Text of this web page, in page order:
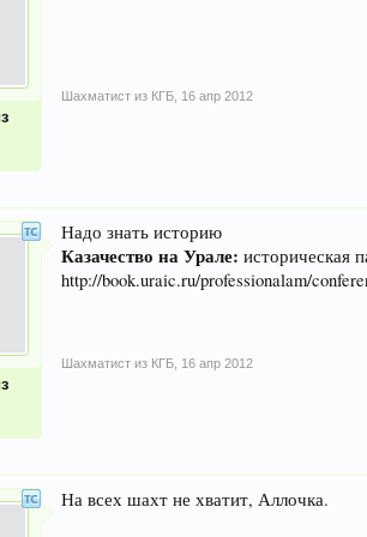
Шахматист из КГБ 16 апр 2012
Надо знать историю
Казачество на Урале: историческая
http://book.uraic.ru/professionalam/
Шахматист из КГБ 16 апр 2012
На всех шахт не хватит, Аллочка.